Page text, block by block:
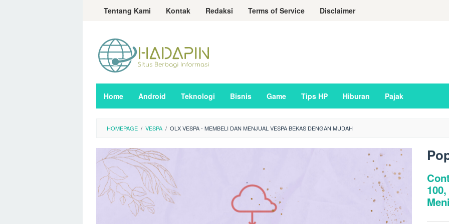
LoncatTentang Kami Kontak Redaksi Terms of Service Disclaimer
Home Android Teknologi Bisnis Game Tips HP Hiburan Pajak
HOMEPAGE / VESPA / OLX VESPA - MEMBELI DAN MENJUAL VESPA BEKAS DENGAN MUDAH